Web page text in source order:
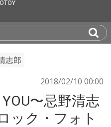
志郎
2018/02/10 00:00
YOU〜忌野清志
ック・フォト